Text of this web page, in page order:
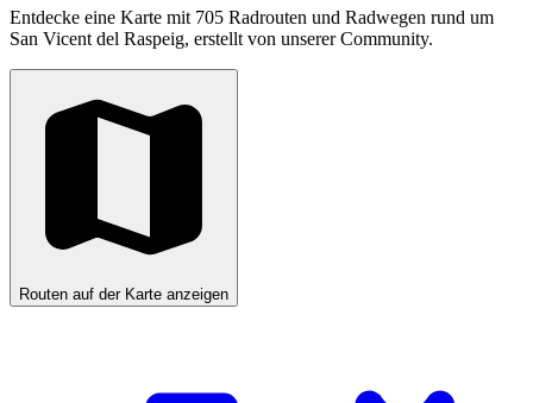
Entdecke eine Karte mit 705 Radrouten und Radwegen rund um
San Vicent del Raspeig, erstellt von unserer Community.
Routen auf der Karte anzeigen